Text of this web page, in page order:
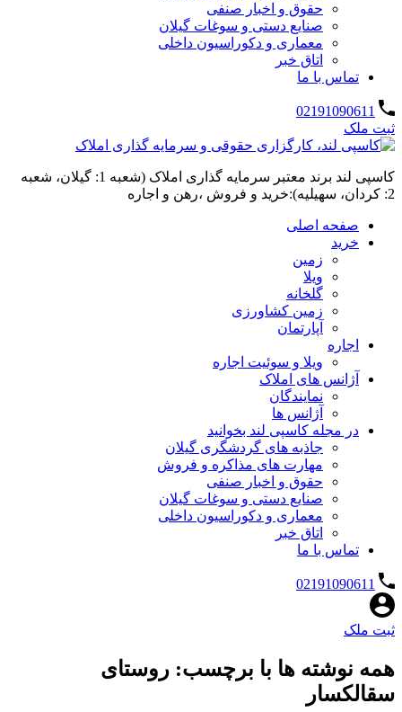
حقوق و اخبار صنفی
صنایع دستی و سوغات گیلان
معماری و دکوراسیون داخلی
اتاق خبر
تماس با ما
02191090611
ثبت ملک
کاسپی لند برند معتبر سرمایه گذاری املاک (شعبه 1: گیلان، شعبه
2: کردان، سهیلیه):خرید و فروش ،رهن و اجاره
صفحه اصلی
خرید
زمین
ویلا
گلخانه
زمین کشاورزی
آپارتمان
اجاره
ویلا و سوئیت اجاره
آژانس های املاک
نمایندگان
آژانس ها
در مجله کاسپی لند بخوانید
جاذبه های گردشگری گیلان
مهارت های مذاکره و فروش
حقوق و اخبار صنفی
صنایع دستی و سوغات گیلان
معماری و دکوراسیون داخلی
اتاق خبر
تماس با ما
02191090611
ثبت ملک
همه نوشته ها با برچسب: روستای
سقالکسار